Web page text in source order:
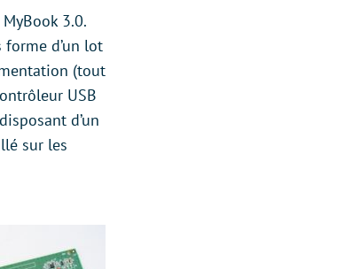
3.0.
d’un lot
(tout
USB
d’un
sur les